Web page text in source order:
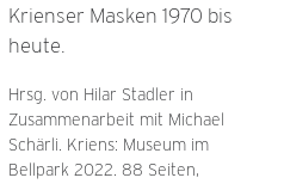
Krienser Masken 1970 bis
heute.
Hrsg. von Hilar Stadler in
Zusammenarbeit mit Michael
Schärli. Kriens: Museum im
Bellpark 2022. 88 Seiten,